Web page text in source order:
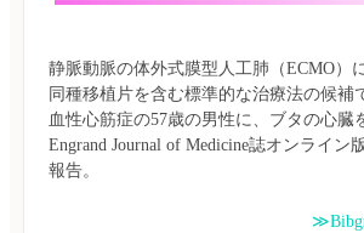
静脈動脈の体外式膜型人工肺（ECMO）
同種移植片を含む標準的な治療法の候補
血性心筋症の57歳の男性に、ブタの心臓
Engrand Journal of Medicine誌オンライン